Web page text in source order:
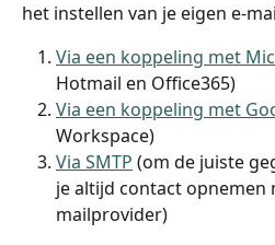
het instellen van je eigen e-
Via een koppeling met
Hotmail en Office365)
Via een koppeling met
Workspace)
Via SMTP (om de juiste
je altijd contact opnemen
mailprovider)